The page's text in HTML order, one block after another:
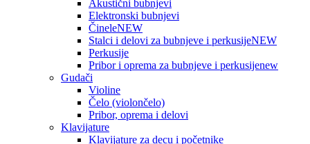
Akustični bubnjevi
Elektronski bubnjevi
ČineleNEW
Stalci i delovi za bubnjeve i perkusijeNEW
Perkusije
Pribor i oprema za bubnjeve i perkusijenew
Gudači
Violine
Čelo (violončelo)
Pribor, oprema i delovi
Klavijature
Klavijature za decu i početnike